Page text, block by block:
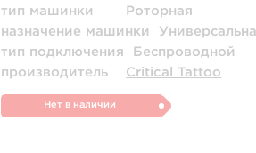
тип машинки
Роторная
назначение машинки
тип подключения
Беспроводной
производитель
Critical Tattoo
Нет в наличии